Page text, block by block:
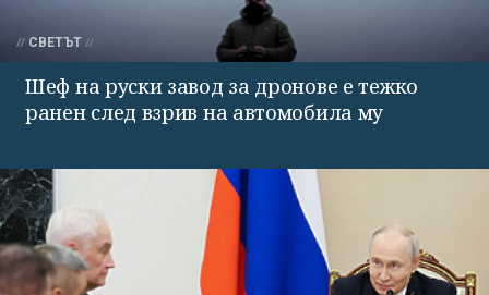
СВЕТЪТ
Шеф на руски завод за дронове е тежко
ранен след взрив на автомобила му